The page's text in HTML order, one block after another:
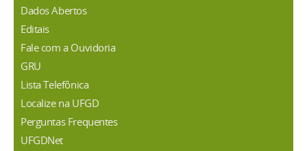
Dados Abertos
Editais
Fale com a Ouvidoria
GRU
Lista Telefônica
Localize na UFGD
Perguntas Frequentes
UFGDNet